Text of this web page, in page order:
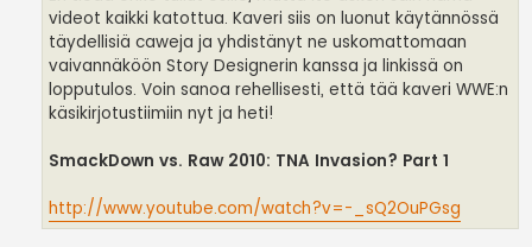
videot kaikki katottua. Kaveri siis on luonut käytännössä
täydellisiä caweja ja yhdistänyt ne uskomattomaan
vaivannäköön Story Designerin kanssa ja linkissä on
lopputulos. Voin sanoa rehellisesti, että tää kaveri WWE:n
käsikirjotustiimiin nyt ja heti!
SmackDown vs. Raw 2010: TNA Invasion? Part 1
http://www.youtube.com/watch?v=-_sQ2OuPGsg